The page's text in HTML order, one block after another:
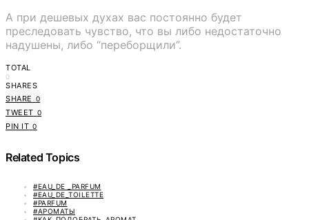
А при дешевых духах вас постоянно будет
преследовать чувство, что вы либо недостаточно
надушены, либо “переборщили”.
TOTAL
0
SHARES
SHARE 0
TWEET 0
PIN IT 0
Related Topics
#EAU_DE _PARFUM
#EAU_DE_TOILETTE
#PARFUM
#АРОМАТЫ